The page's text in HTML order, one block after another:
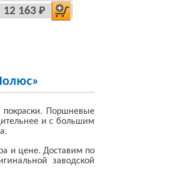
12 163 Р
покраски. Поршневые
и с большим
и цене. Доставим по
заводской